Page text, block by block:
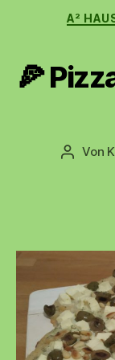
A²
🍕
Von